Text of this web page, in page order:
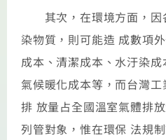
其次，在環境方面，因
染物質，則可能造 成數項
成本、清潔成本、水汙染成
氣候暖化成本等，而台灣
排 放量占全國溫室氣體排
列管對象，惟在環保 法規